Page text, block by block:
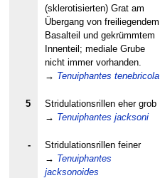
(sklerotisierten) Grat am
Übergang von freiliegendem
Basalteil und gekrümmtem
Innenteil; mediale Grube
nicht immer vorhanden.
→ Tenuiphantes tenebricola
5
Stridulationsrillen eher grob
→ Tenuiphantes jacksoni
-
Stridulationsrillen feiner
→ Tenuiphantes
jacksonoides